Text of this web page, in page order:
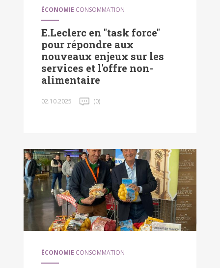
ÉCONOMIE CONSOMMATION
E.Leclerc en "task force"
pour répondre aux
nouveaux enjeux sur les
services et l'offre non-
alimentaire
02.10.2025 (0)
ÉCONOMIE CONSOMMATION